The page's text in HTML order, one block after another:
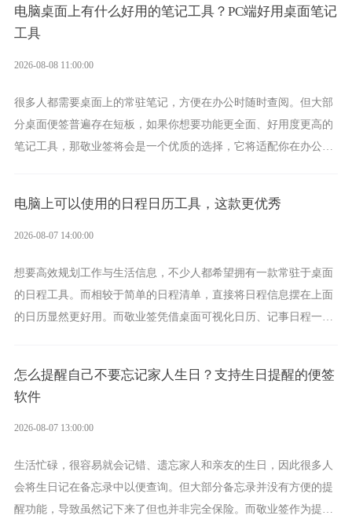
电脑桌面上有什么好用的笔记工具？PC端好用桌面笔记
工具
2026-08-08 11:00:00
很多人都需要桌面上的常驻笔记，方便在办公时随时查阅。但大部
分桌面便签普遍存在短板，如果你想要功能更全面、好用度更高的
笔记工具，那敬业签将会是一个优质的选择，它将适配你在办公、
电脑上可以使用的日程日历工具，这款更优秀
2026-08-07 14:00:00
想要高效规划工作与生活信息，不少人都希望拥有一款常驻于桌面
的日程工具。而相较于简单的日程清单，直接将日程信息摆在上面
的日历显然更好用。而敬业签凭借桌面可视化日历、记事日程一体
怎么提醒自己不要忘记家人生日？支持生日提醒的便签
软件
2026-08-07 13:00:00
生活忙碌，很容易就会记错、遗忘家人和亲友的生日，因此很多人
会将生日记在备忘录中以便查询。但大部分备忘录并没有方便的提
醒功能，导致虽然记下来了但也并非完全保险。而敬业签作为提醒